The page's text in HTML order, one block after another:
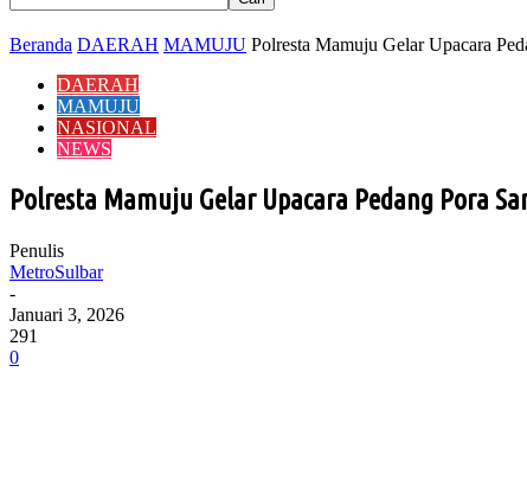
Beranda DAERAH MAMUJU Polresta Mamuju Gelar Upacara
DAERAH
MAMUJU
NASIONAL
NEWS
Polresta Mamuju Gelar Upacara Pedang Pora
Penulis
MetroSulbar
-
Januari 3, 2026
291
0